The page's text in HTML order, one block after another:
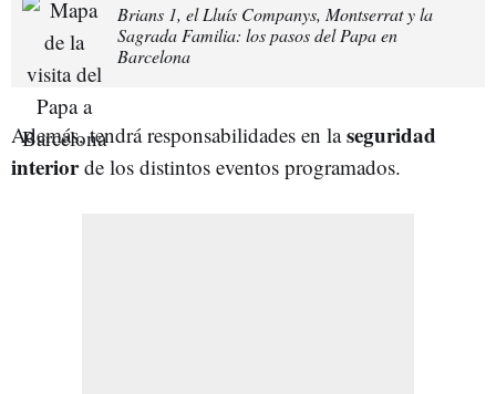
Brians 1, el Lluís Companys, Montserrat y la
Sagrada Familia: los pasos del Papa en
Barcelona
Además, tendrá responsabilidades en laseguridad
interiorde los distintos eventos programados.